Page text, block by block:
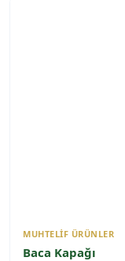
MUHTELIF ÜRÜNLER
Baca Kapağı